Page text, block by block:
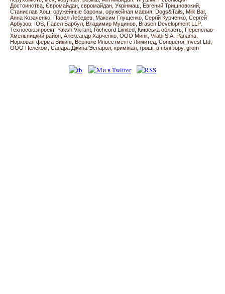
Достоинства Євромайдан євромайдан Укрінмаш
Евгений Тришновский
Станислав Хош
оружейные бароны оружейная мафия Dogs&Tails
Milk Bar
Анна Козаченко
Павел Лебедев Максим Глущенко Сергій Курченко Сергей
Арбузов
IOS Павел Барбул Владимир Муцинов
Brasen Development LLP
Техносоюзпроект Yaksh Vikrant Richcord Limited Київська область
Переяслав-
Хмельницкий район Александр Харченко ООО Минк Vilabi S.A. Panama
Норковая ферма Викинг
Верполс Инвестментс Лимитед Conqueror Invest Ltd
ООО Пелском
Сандра Джина Эспарол кримінал гроші в полі зору grom